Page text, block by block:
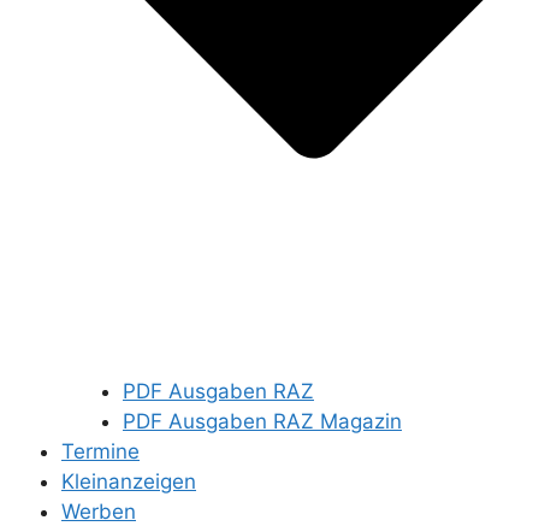
PDF Ausgaben RAZ
PDF Ausgaben RAZ Magazin
Termine
Kleinanzeigen
Werben